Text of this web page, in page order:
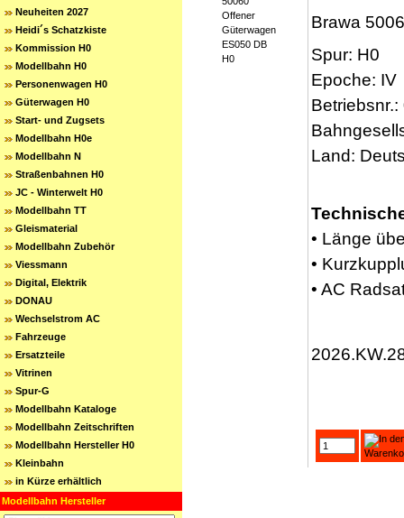
Neuheiten 2027
Heidi´s Schatzkiste
Kommission H0
Modellbahn H0
Personenwagen H0
Güterwagen H0
Start- und Zugsets
Modellbahn H0e
Modellbahn N
Straßenbahnen H0
JC - Winterwelt H0
Modellbahn TT
Gleismaterial
Modellbahn Zubehör
Viessmann
Digital, Elektrik
DONAU
Wechselstrom AC
Fahrzeuge
Ersatzteile
Vitrinen
Spur-G
Modellbahn Kataloge
Modellbahn Zeitschriften
Modellbahn Hersteller H0
Kleinbahn
in Kürze erhältlich
Modellbahn Hersteller
Brawa
Spur: H0
Epoche: IV
Land:
• Länge
•
• AC